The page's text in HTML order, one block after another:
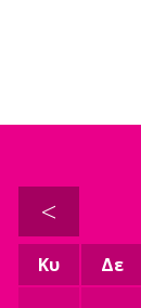
<
Κυ Δε